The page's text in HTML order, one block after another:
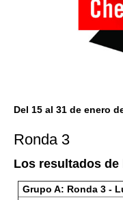
Del 15 al 31 de enero
Ronda 3
Los resultados
Grupo A: Ronda 3 -